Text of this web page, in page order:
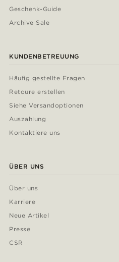
Geschenk-Guide
Archive Sale
KUNDENBETREUUNG
Häufig gestellte Fragen
Retoure erstellen
Siehe Versandoptionen
Auszahlung
Kontaktiere uns
ÜBER UNS
Über uns
Karriere
Neue Artikel
Presse
CSR